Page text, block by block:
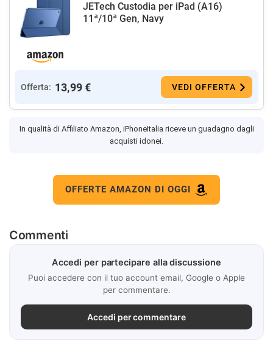
JETech Custodia per iPad (A16)
11ª/10ª Gen, Navy
Offerta: 13,99 € VEDI OFFERTA
In qualità di Affiliato Amazon, iPhoneItalia riceve un guadagno dagli
acquisti idonei.
OFFERTE AMAZON DI OGGI
Commenti
Accedi per partecipare alla discussione
Puoi accedere con il tuo account email, Google o Apple
per commentare.
Accedi per commentare